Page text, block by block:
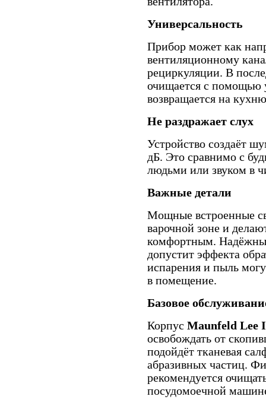
Универсальность
Прибор может как
вентиляционному
рециркуляции. В
очищается с помощью
возвращается на
Не раздражает слух
Устройство создаёт
дБ. Это сравнимо с
людьми или звуком в
Важные детали
Мощные встроенные
варочной зоне и
комфортным.
допустит эффекта
испарения и пыль
в помещение.
Базовое
Корпус Maunfeld Lee
освобождать от
подойдёт тканевая
абразивных частиц.
рекомендуется
посудомоечной